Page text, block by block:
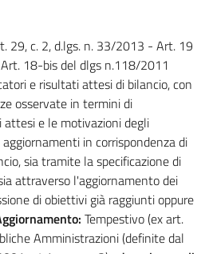
29, c. 2, d.lgs. n. 33/2013 - Art. 19
18-bis del dlgs n.118/2011
e risultati attesi di bilancio, con
osservate in termini di
e le motivazioni degli
in corrispondenza di
sia tramite la specificazione di
attraverso l'aggiornamento dei
di obiettivi già raggiunti oppure
Tempestivo (ex art.
Amministrazioni (definite dal